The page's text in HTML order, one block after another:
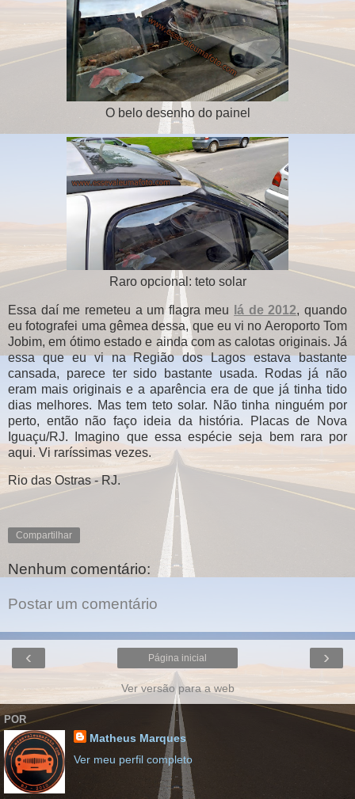
O belo desenho do painel
Raro opcional: teto solar
Essa daí me remeteu a um flagra meu lá de 2012, quando
eu fotografei uma gêmea dessa, que eu vi no Aeroporto Tom
Jobim, em ótimo estado e ainda com as calotas originais. Já
essa que eu vi na Região dos Lagos estava bastante
cansada, parece ter sido bastante usada. Rodas já não
eram mais originais e a aparência era de que já tinha tido
dias melhores. Mas tem teto solar. Não tinha ninguém por
perto, então não faço ideia da história. Placas de Nova
Iguaçu/RJ. Imagino que essa espécie seja bem rara por
aqui. Vi raríssimas vezes.
Rio das Ostras - RJ.
Compartilhar
Nenhum comentário:
Postar um comentário
‹ ›
Página inicial
Ver versão para a web
POR
Matheus Marques
Ver meu perfil completo